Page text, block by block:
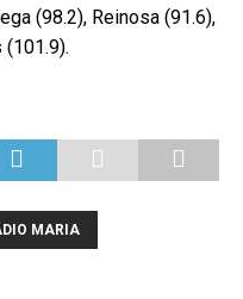
(98.2), Reinosa (91.6),
MARIA